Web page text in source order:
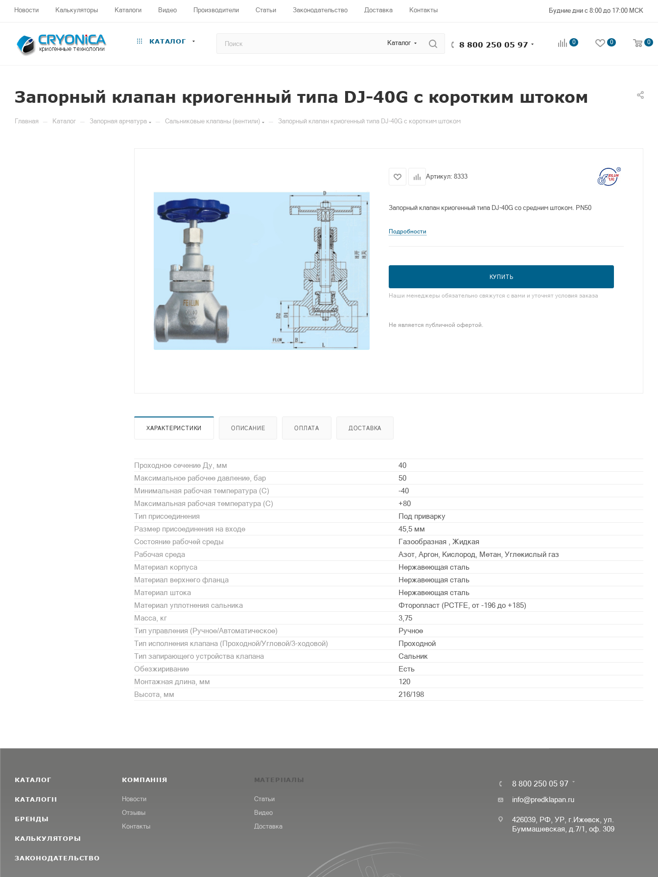
Новости Калькуляторы Каталоги Видео Производители Статьи Законодательство Доставка Контакты Будние дни с 8:00 до 17:00 МСК
КАТАЛОГ Каталог 8 800 250 05 97 0 0 0
Запорный клапан криогенный типа DJ-40G с коротким штоком
Главная — Каталог — Запорная арматура — Сальниковые клапаны (вентили) — Запорный клапан криогенный типа DJ-40G с коротким штоком
Артикул: 8333
Запорный клапан криогенный типа DJ-40G со средним штоком. PN50
Подробности
КУПИТЬ
Наши менеджеры обязательно свяжутся с вами и уточнят условия заказа
Не является публичной офертой.
ХАРАКТЕРИСТИКИ ОПИСАНИЕ ОПЛАТА ДОСТАВКА
Проходное сечение Ду, мм
40
Максимальное рабочее давление, бар
50
Минимальная рабочая температура (С)
-40
Максимальная рабочая температура (С)
+80
Тип присоединения
Под приварку
Размер присоединения на входе
45,5 мм
Состояние рабочей среды
Газообразная , Жидкая
Рабочая среда
Азот, Аргон, Кислород, Метан, Углекислый газ
Материал корпуса
Нержавеющая сталь
Материал верхнего фланца
Нержавеющая сталь
Материал штока
Нержавеющая сталь
Материал уплотнения сальника
Фторопласт (PСTFE, от -196 до +185)
Масса, кг
3,75
Тип управления (Ручное/Автоматическое)
Ручное
Тип исполнения клапана (Проходной/Угловой/3-ходовой)
Проходной
Тип запирающего устройства клапана
Сальник
Обезжиривание
Есть
Монтажная длина, мм
120
Высота, мм
216/198
КАТАЛОГ
КАТАЛОГИ
БРЕНДЫ
КАЛЬКУЛЯТОРЫ
ЗАКОНОДАТЕЛЬСТВО
КОМПАНИЯ
Новости
Отзывы
Контакты
МАТЕРИАЛЫ
Статьи
Видео
Доставка
8 800 250 05 97
info@predklapan.ru
426039, РФ, УР, г.Ижевск, ул.
Буммашевская, д.7/1, оф. 309